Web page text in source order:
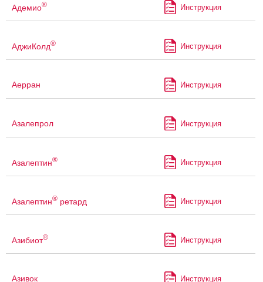
Адемио® Инструкция
АджиКолд® Инструкция
Аерран Инструкция
Азалепрол Инструкция
Азалептин® Инструкция
Азалептин® ретард Инструкция
Азибиот® Инструкция
Азивок Инструкция